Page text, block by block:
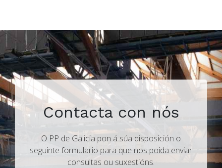
Contacta con nós
O PP de Galicia pon á súa disposición o
seguinte formulario para que nos poida enviar
consultas ou suxestións.